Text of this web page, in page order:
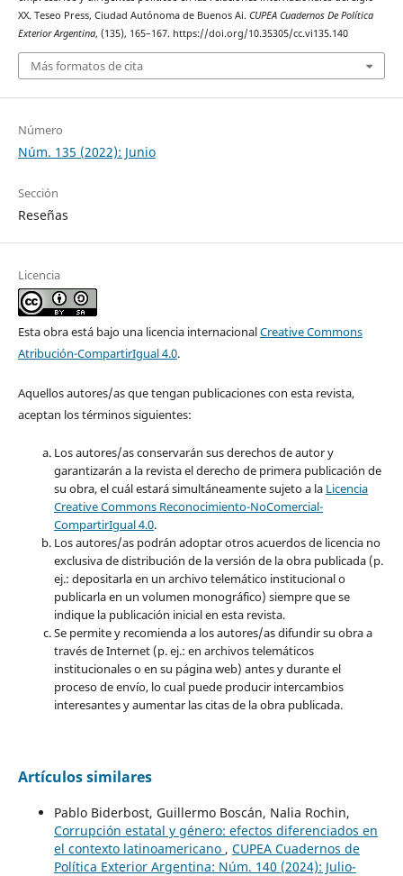
XX. Teseo Press, Ciudad Autónoma de Buenos Ai. CUPEA Cuadernos De Política
Exterior Argentina, (135), 165–167. https://doi.org/10.35305/cc.vi135.140
Más formatos de cita
Número
Núm. 135 (2022): Junio
Sección
Reseñas
Licencia
Esta obra está bajo una licencia internacionalCreative Commons
Atribución-CompartirIgual 4.0.
Aquellos autores/as que tengan publicaciones con esta revista,
aceptan los términos siguientes:
Los autores/as conservarán sus derechos de autor y
garantizarán a la revista el derecho de primera publicación de
su obra, el cuál estará simultáneamente sujeto a la Licencia
Creative Commons Reconocimiento-NoComercial-
CompartirIgual 4.0.
Los autores/as podrán adoptar otros acuerdos de licencia no
exclusiva de distribución de la versión de la obra publicada (p.
ej.: depositarla en un archivo telemático institucional o
publicarla en un volumen monográfico) siempre que se
indique la publicación inicial en esta revista.
Se permite y recomienda a los autores/as difundir su obra a
través de Internet (p. ej.: en archivos telemáticos
institucionales o en su página web) antes y durante el
proceso de envío, lo cual puede producir intercambios
interesantes y aumentar las citas de la obra publicada.
Artículos similares
Pablo Biderbost, Guillermo Boscán, Nalia Rochin,
Corrupción estatal y género: efectos diferenciados en
el contexto latinoamericano , CUPEA Cuadernos de
Política Exterior Argentina: Núm. 140 (2024): Julio-